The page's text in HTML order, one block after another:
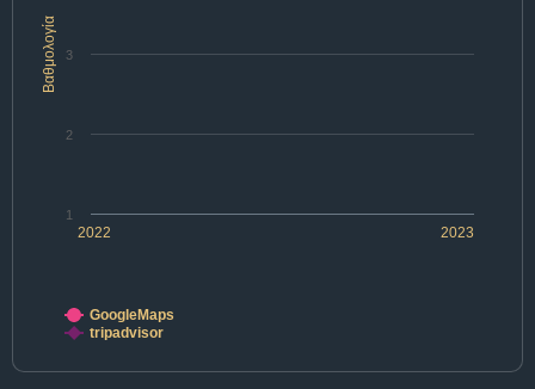
Βαθμολογία
2022 2023
1
2
3
GoogleMaps
tripadvisor